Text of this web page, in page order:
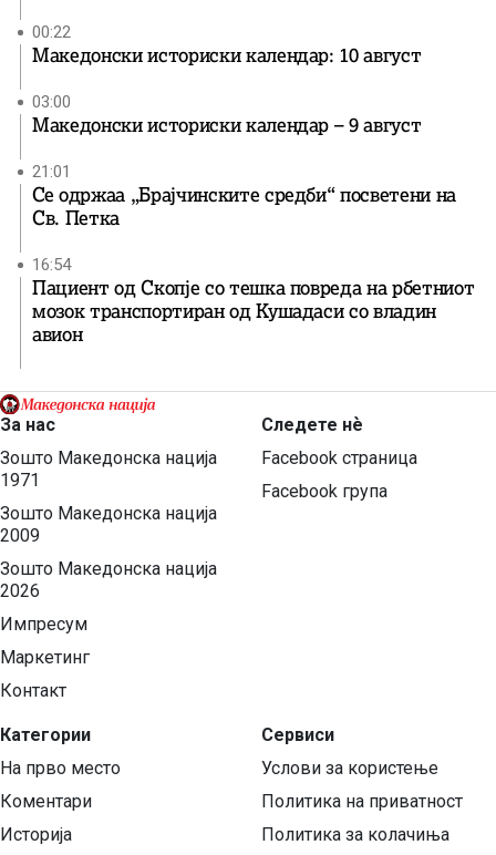
00:22
Македонски историски календар: 10 август
03:00
Македонски историски календар – 9 август
21:01
Се одржаа „Брајчинските средби“ посветени на
Св. Петка
16:54
Пациент од Скопје со тешка повреда на рбетниот
мозок транспортиран од Кушадаси со владин
авион
За нас
Зошто Македонска нација
1971
Зошто Македонска нација
2009
Зошто Македонска нација
2026
Импресум
Маркетинг
Контакт
Категории
На прво место
Коментари
Историја
Следете нѐ
Facebook страница
Facebook група
Сервиси
Услови за користење
Политика на приватност
Политика за колачиња